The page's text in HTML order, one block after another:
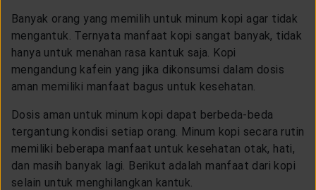
Banyak orang yang memilih untuk minum kopi agar tidak
mengantuk. Ternyata manfaat kopi sangat banyak, tidak
hanya untuk menahan rasa kantuk saja. Kopi
mengandung kafein yang jika dikonsumsi dalam dosis
aman memiliki manfaat bagus untuk kesehatan.
Dosis aman untuk minum kopi dapat berbeda-beda
tergantung kondisi setiap orang. Minum kopi secara rutin
memiliki beberapa manfaat untuk kesehatan otak, hati,
dan masih banyak lagi. Berikut adalah manfaat dari kopi
selain untuk menghilangkan kantuk.
MARKETING OFFICE
INSURANCE DICTIONARY
OUR SOLUTION